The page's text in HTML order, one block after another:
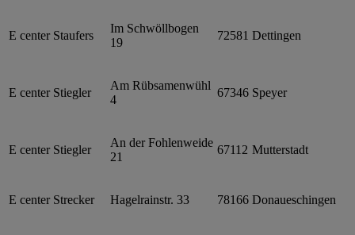
E center Staufers
Im Schwöllbogen
19
72581 Dettingen
E center Stiegler
Am Rübsamenwühl
4
67346 Speyer
E center Stiegler
An der Fohlenweide
21
67112 Mutterstadt
E center Strecker Hagelrainstr. 33 78166 Donaueschingen